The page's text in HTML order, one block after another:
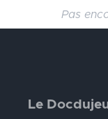
Pas
Le